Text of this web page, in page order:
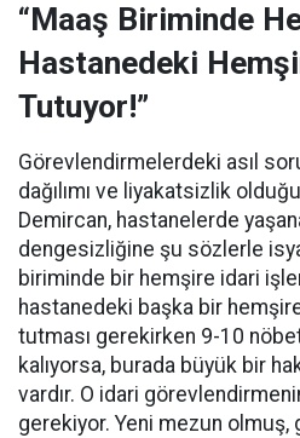
“Maaş Biriminde
Hastanedeki
Tutuyor!”
Görevlendirmelerdeki asıl
dağılımı ve liyakatsizlik
Demircan, hastanelerde
dengesizliğine şu sözlerle
biriminde bir hemşire idari
hastanedeki başka bir
tutması gerekirken 9-10
kalıyorsa, burada büyük bir
vardır. O idari
gerekiyor. Yeni mezun